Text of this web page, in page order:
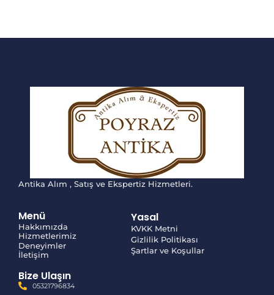
Antika Alım , Satış ve Ekspertiz Hizmetleri.
Menü
Hakkımızda
Hizmetlerimiz
Deneyimler
İletişim
Yasal
KVKK Metni
Gizlilik Politikası
Şartlar ve Koşullar
Bize Ulaşın
05321796834